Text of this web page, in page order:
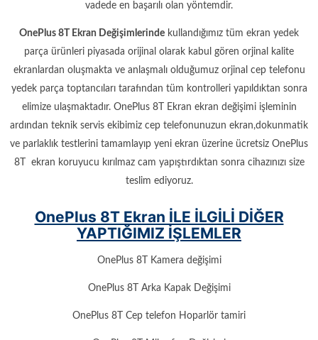
vadede en başarılı olan yöntemdir.
OnePlus 8T Ekran Değişimlerinde kullandığımız tüm ekran yedek
parça ürünleri piyasada orijinal olarak kabul gören orjinal kalite
ekranlardan oluşmakta ve anlaşmalı olduğumuz orjinal cep telefonu
yedek parça toptancıları tarafından tüm kontrolleri yapıldıktan sonra
elimize ulaşmaktadır. OnePlus 8T Ekran ekran değişimi işleminin
ardından teknik servis ekibimiz cep telefonunuzun ekran,dokunmatik
ve parlaklık testlerini tamamlayıp yeni ekran üzerine ücretsiz OnePlus
8T ekran koruyucu kırılmaz cam yapıştırdıktan sonra cihazınızı size
teslim ediyoruz.
OnePlus 8T Ekran İLE İLGİLİ DİĞER
YAPTIĞIMIZ İŞLEMLER
OnePlus 8T Kamera değişimi
OnePlus 8T Arka Kapak Değişimi
OnePlus 8T Cep telefon Hoparlör tamiri